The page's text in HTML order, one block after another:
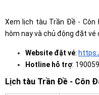
Xem lịch tàu Trần Đề -
hôm nay và chủ động đặt
Website đặt vé:
Hotline hỗ trợ:
Lịch tàu Trần Đề - Côn